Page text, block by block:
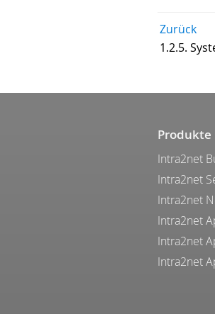
Zurück
1.2.5.
Produkte
Intra2net
Intra2net
Intra2net
Intra2net
Intra2net
Intra2net